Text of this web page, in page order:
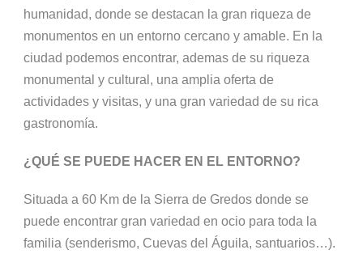
humanidad, donde se destacan la gran riqueza de
monumentos en un entorno cercano y amable. En la
ciudad podemos encontrar, ademas de su riqueza
monumental y cultural, una amplia oferta de
actividades y visitas, y una gran variedad de su rica
gastronomía.
¿QUÉ SE PUEDE HACER EN EL ENTORNO?
Situada a 60 Km de la Sierra de Gredos donde se
puede encontrar gran variedad en ocio para toda la
familia (senderismo, Cuevas del Águila, santuarios…).